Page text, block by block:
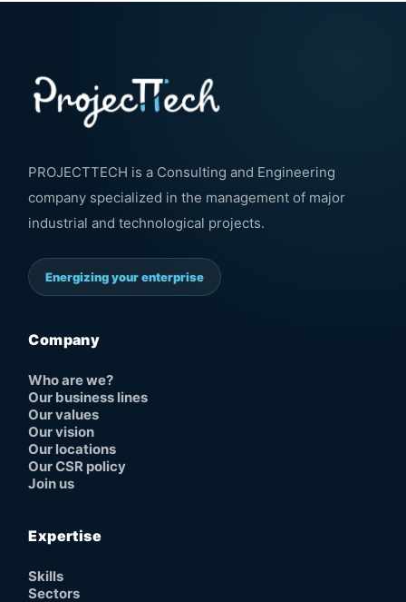
PROJECTTECH is a Consulting and Engineering
company specialized in the management of major
industrial and technological projects.
Energizing your enterprise
Company
Who are we?
Our business lines
Our values
Our vision
Our locations
Our CSR policy
Join us
Expertise
Skills
Sectors